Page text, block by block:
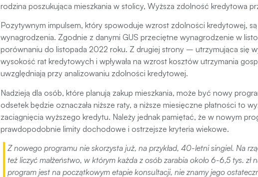
rodzina poszukująca mieszkania w stolicy, Wyższa zdolność kredytowa
Pozytywnym impulsem, który spowoduje wzrost zdolności kredytowej,
wynagrodzenia. Zgodnie z danymi GUS przeciętne wynagrodzenie w
porównaniu do listopada 2022 roku. Z drugiej strony – utrzymująca się
wysokość rat kredytowych i wpływała na wzrost kosztów utrzymania
uwzględniają przy analizowaniu zdolności kredytowej.
Nadzieją dla osób, które planują zakup mieszkania, może być nowy
odsetek będzie oznaczała niższe raty, a niższe miesięczne płatności to
zaciągnięcia wyższego kredytu. Należy jednak pamiętać, że w nowym
prawdopodobnie limity dochodowe i ostrzejsze kryteria wiekowe.
Z nowego programu nie skorzysta już, na przykład, 40-letni singiel. Na
też liczyć małżeństwo, w którym każda z osób zarabia około 6-6,5 tys. zł
program jest na początkowym etapie konsultacji, nie znamy jego